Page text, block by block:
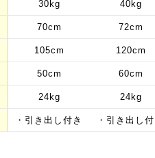
30kg
70cm
105cm
50cm
24kg
・引き出し付き
40kg
72cm
120cm
60cm
24kg
・引き出し